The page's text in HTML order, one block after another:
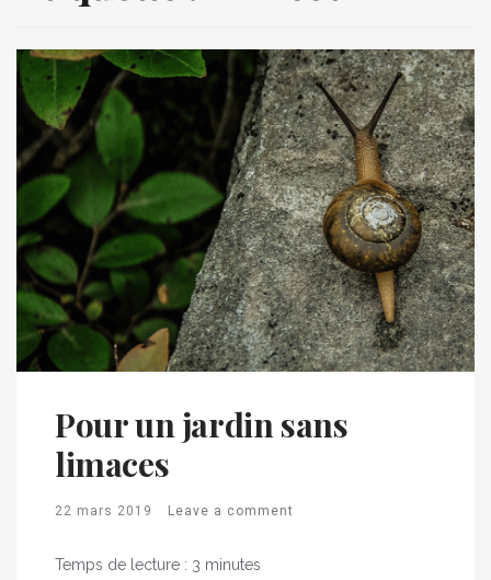
Pour un jardin sans
limaces
22 mars 2019 Leave a comment
Temps de lecture : 3 minutes